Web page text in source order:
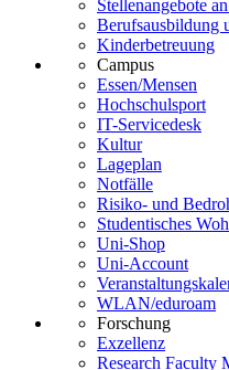
Stellenangebote
Berufsausbildung
Kinderbetreuung
Campus
Essen/Mensen
Hochschulsport
IT-Servicedesk
Kultur
Lageplan
Notfälle
Risiko- und
Studentisches
Uni-Shop
Uni-Account
WLAN/eduroam
Forschung
Exzellenz
Research Faculty